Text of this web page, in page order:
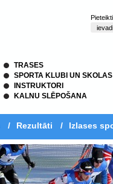
TRASES
SPORTA KLUBI UN SKOLAS
INSTRUKTORI
KALNU SLĒPOŠANA
/ Rezultāti / Izlases